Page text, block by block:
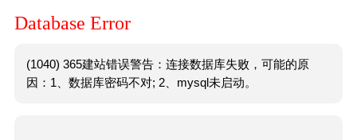
Database Error
(1040) 365建站错误警告：连接数据库失败，可能的原
因：1、数据库密码不对; 2、mysql未启动。